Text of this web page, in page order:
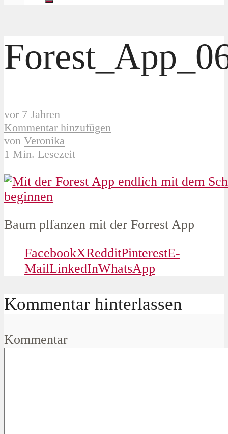
vor 7 Jahren
Kommentar hinzufügen
von Veronika
1 Min. Lesezeit
Baum plfanzen mit der Forrest App
FacebookXRedditPinterestE-
MailLinkedInWhatsApp
Kommentar hinterlassen
Kommentar